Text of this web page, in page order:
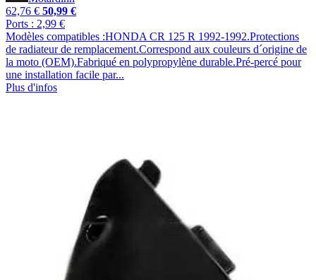
62,76 € 50,99 €
Ports : 2,99 €
Modèles compatibles :HONDA CR 125 R 1992-1992.Protections
de radiateur de remplacement.Correspond aux couleurs d´origine de
la moto (OEM).Fabriqué en polypropylène durable.Pré-percé pour
une installation facile par...
Plus d'infos